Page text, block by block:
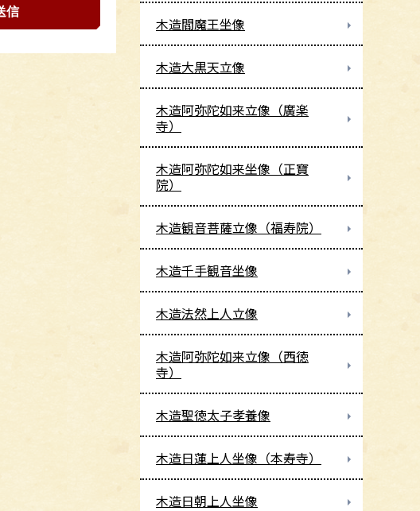
木造閻魔王坐像
木造大黒天立像
木造阿弥陀如来立像（廣楽
寺）
木造阿弥陀如来坐像（正寶
院）
木造観音菩薩立像（福寿院）
木造千手観音坐像
木造法然上人立像
木造阿弥陀如来立像（西徳
寺）
木造聖徳太子孝養像
木造日蓮上人坐像（本寿寺）
木造日朝上人坐像